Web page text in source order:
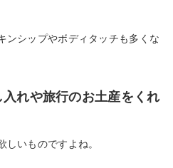
ンシップやボディタッチも多くな
れや旅行のお土産をくれ
いものですよね。